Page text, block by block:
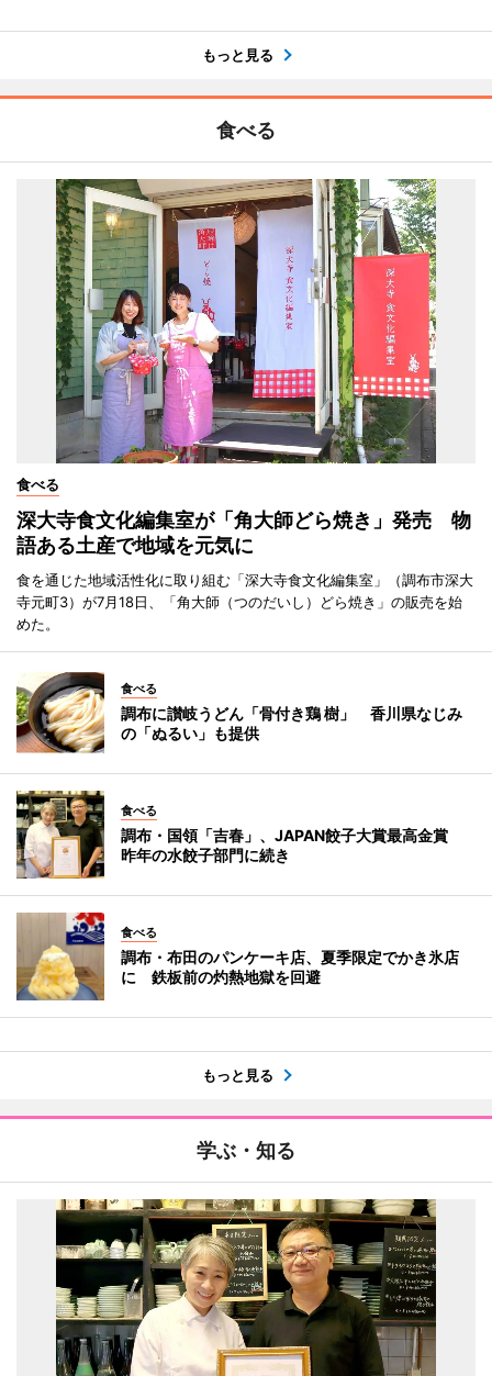
もっと見る
食べる
食べる
深大寺食文化編集室が「角大師どら焼き」発売 物
語ある土産で地域を元気に
食を通じた地域活性化に取り組む「深大寺食文化編集室」（調布市深大
寺元町3）が7月18日、「角大師（つのだいし）どら焼き」の販売を始
めた。
食べる
調布に讃岐うどん「骨付き鶏 樹」 香川県なじみ
の「ぬるい」も提供
食べる
調布・国領「吉春」、JAPAN餃子大賞最高金賞
昨年の水餃子部門に続き
食べる
調布・布田のパンケーキ店、夏季限定でかき氷店
に 鉄板前の灼熱地獄を回避
もっと見る
学ぶ・知る